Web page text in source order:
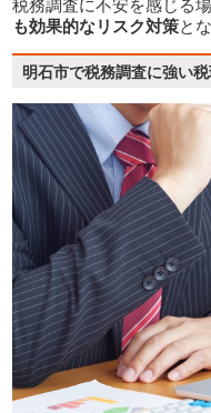
税務調査に不安を感じる
も効果的なリスク対策と